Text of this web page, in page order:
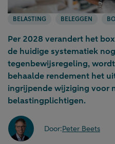
BELASTING BELEGGEN
Per 2028 verandert het
de huidige systematiek
tegenbewijsregeling,
behaalde rendement het
ingrijpende wijziging voor
belastingplichtigen.
Door:Peter Beets